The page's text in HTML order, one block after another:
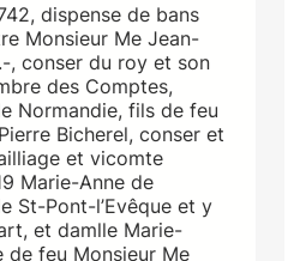
dispense de bans
Monsieur Me Jean-
, conser du roy et son
des Comptes,
Normandie, fils de feu
Bicherel, conser et
et vicomte
Marie-Anne de
St-Pont-l’Evêque et y
et damlle Marie-
de feu Monsieur Me